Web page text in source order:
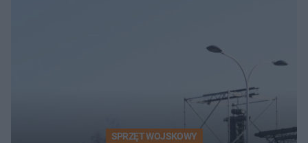
SPRZĘT WOJSKOWY